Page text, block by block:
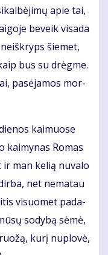
apie tai,
be­veik vi­sa­da
šie­met,
bus su drėg­me.
pa­sė­ja­mos mor­
kai­muo­se
kai­my­nas Ro­mas
ir man ke­lią nu­va­lo
net ne­ma­tau
vi­suo­met pa­da­
so­dy­bą sė­mė,
ku­rį nu­plo­vė,